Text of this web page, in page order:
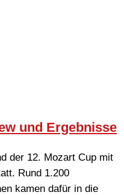
und Ergebnisse
der 12. Mozart Cup mit
Rund 1.200
kamen dafür in die